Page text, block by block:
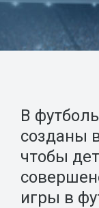
В
созданы
чтобы
игры в